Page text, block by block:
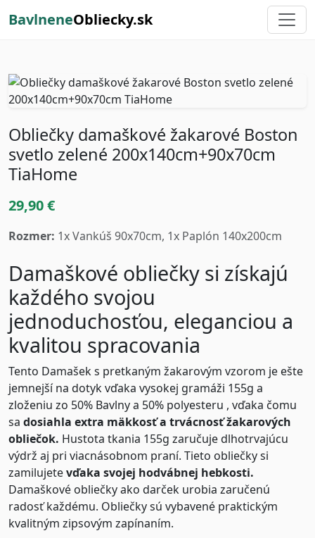
BavlneneObliecky.sk
Obliečky damaškové žakarové Boston
svetlo zelené 200x140cm+90x70cm
TiaHome
29,90 €
Rozmer: 1x Vankúš 90x70cm, 1x Paplón 140x200cm
Damaškové obliečky si získajú
každého svojou
jednoduchosťou, eleganciou a
kvalitou spracovania
Tento Damašek s pretkaným žakarovým vzorom je ešte
jemnejší na dotyk vďaka vysokej gramáži 155g a
zloženiu zo 50% Bavlny a 50% polyesteru , vďaka čomu
sa dosiahla extra mäkkosť a trvácnosť žakarových
obliečok. Hustota tkania 155g zaručuje dlhotrvajúcu
výdrž aj pri viacnásobnom praní. Tieto obliečky si
zamilujetevďaka svojej hodvábnej hebkosti.
Damaškové obliečky ako darček urobia zaručenú
radosť každému. Obliečky sú vybavené praktickým
kvalitným zipsovým zapínaním.